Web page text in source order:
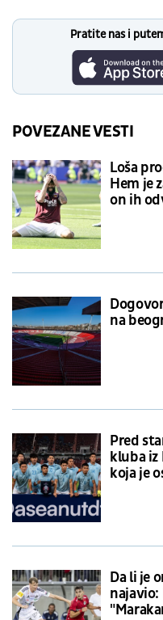
Pratite nas i
POVEZANE VESTI
Loša
Hem je
on ih
na
Pred
kluba iz
koja je
Da li je